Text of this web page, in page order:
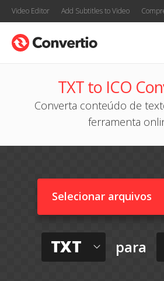
Video Editor Add Subtitles to Video
TXT to ICO
Converta conteúdo de
ferramenta
Selecionar arquivos
TXT para